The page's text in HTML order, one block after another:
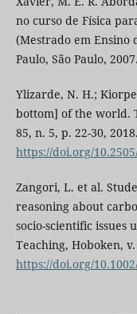
no curso de Física
(Mestrado em Ensino
Paulo, São Paulo, 2007.
Ylizarde, N. H.;
bottom] of the world.
85, n. 5, p. 22-30,
https://doi.org/
Zangori, L. et al.
reasoning about
socio-scientific issues
Teaching, Hoboken,
https://doi.org/